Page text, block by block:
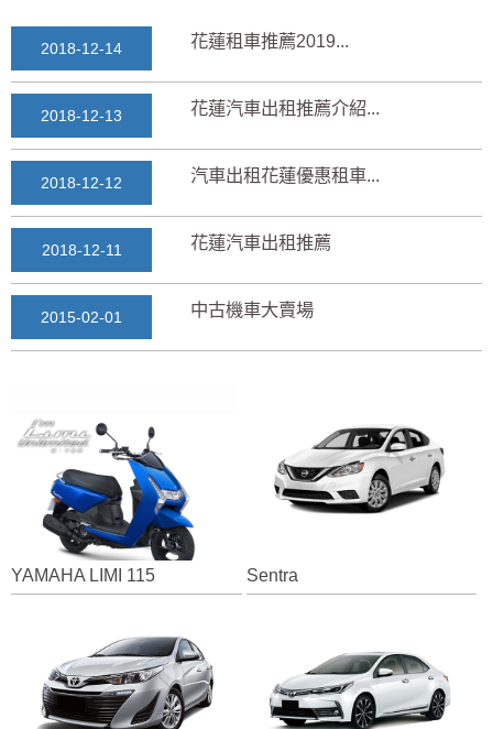
2018-12-14 花蓮租車推薦2019...
2018-12-13 花蓮汽車出租推薦介紹...
2018-12-12 汽車出租花蓮優惠租車...
2018-12-11 花蓮汽車出租推薦
2015-02-01 中古機車大賣場
2018-03-15 七星潭風景區美景介紹...
2018-03-13 三日遊景點行程規劃景...
2018-03-12 花蓮自由行自助行程
2025-11-17 通水管後排水變快？背...
2018-12-14 花蓮租車推薦2019...
YAMAHA LIMI 115 Sentra